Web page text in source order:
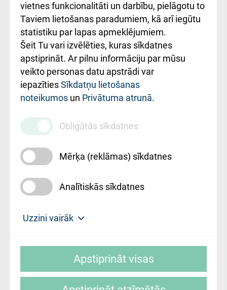
Rēķinu apmaksas
ceļvedis
Rekvizīti un
ārstniecības
iestādes kods
010000234
Maksas
pakalpojumu
cenrādis
vietnes funkcionalitāti un darbību, pielāgotu to
Taviem lietošanas paradumiem, kā arī iegūtu
statistiku par lapas apmeklējumiem.
Šeit Tu vari izvēlēties, kuras sīkdatnes
apstiprināt. Ar pilnu informāciju par mūsu
veikto personas datu apstrādi var
iepazītiesSīkdatņu lietošanas
noteikumos un Privātuma atrunā.
Obligātās sīkdatnes
Mērķa (reklāmas) sīkdatnes
Analītiskās sīkdatnes
Uzzini vairāk
slimnīca, turpmāk – Pārzinis, sīkdatņu
Apstiprināt visas